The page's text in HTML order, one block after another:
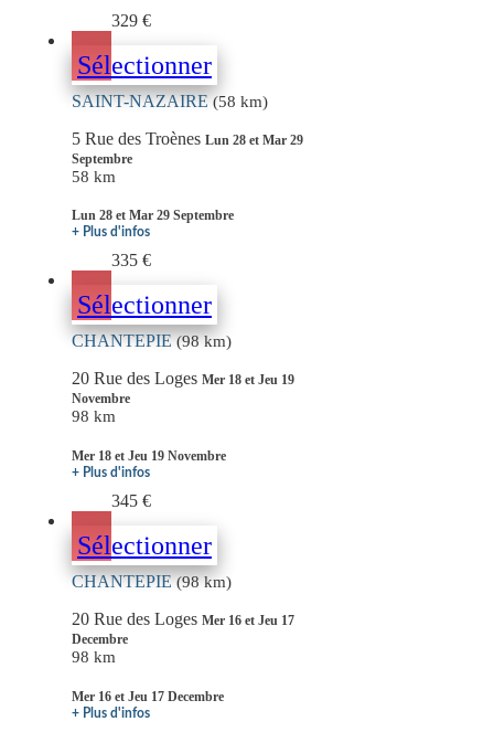
329 €
Sélectionner
SAINT-NAZAIRE(58 km)
5 Rue des Troènes Lun 28 et Mar 29
Septembre
58 km
Lun 28 et Mar 29 Septembre
+ Plus d'infos
335 €
Sélectionner
CHANTEPIE(98 km)
20 Rue des Loges Mer 18 et Jeu 19
Novembre
98 km
Mer 18 et Jeu 19 Novembre
+ Plus d'infos
345 €
Sélectionner
CHANTEPIE(98 km)
20 Rue des Loges Mer 16 et Jeu 17
Decembre
98 km
Mer 16 et Jeu 17 Decembre
+ Plus d'infos